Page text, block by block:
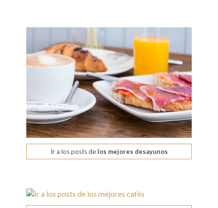
Ir a los posts delos mejores desayunos